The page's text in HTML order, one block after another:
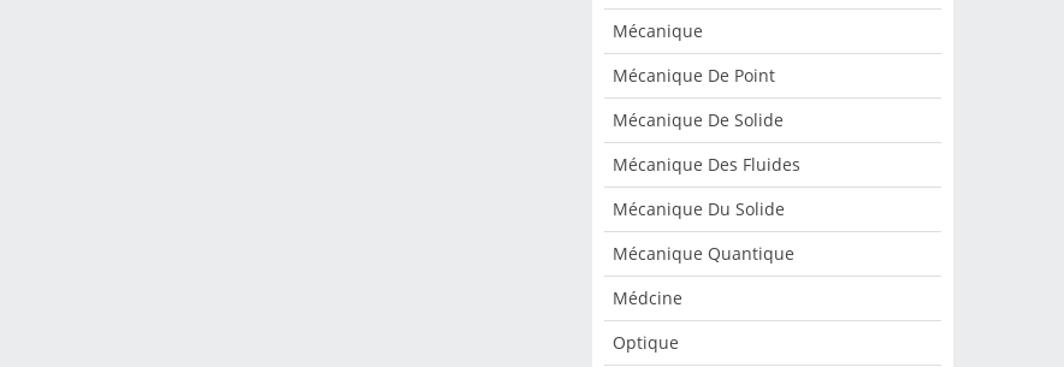
Mécanique
Mécanique De Point
Mécanique De Solide
Mécanique Des Fluides
Mécanique Du Solide
Mécanique Quantique
Médcine
Optique